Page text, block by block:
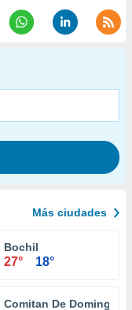
Más ciudades
Bochil
27° 18°
Comitan De Dominguez